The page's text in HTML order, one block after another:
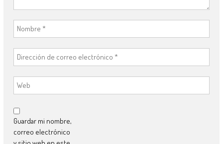
Guardar mi nombre,
correo electrónico